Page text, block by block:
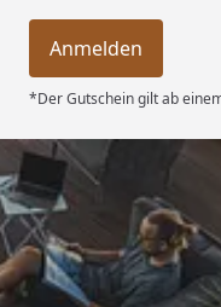
Anmelden
*Der Gutschein gilt ab